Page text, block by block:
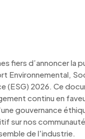
fiers d’annoncer la
Environnemental,
(ESG) 2026. Ce
continu en
gouvernance
sur nos
de l'industrie.